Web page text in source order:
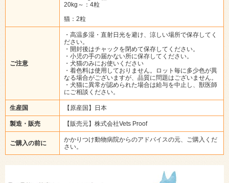
20kg～：4粒
猫：2粒
ご注意
・高温多湿・直射日光を避け、涼しい場所で保存してく
ださい。
・開封後はチャックを閉めて保存してください。
・小児の手の届かない所に保存してください。
・犬猫のみにお使いください
・着色料は使用しておりません。ロット毎に多少色が異
なる場合がございますが、品質に問題はございません。
・犬猫に異常が認められた場合は給与を中止し、獣医師
にご相談ください。
生産国 【原産国】日本
製造・販売 【販売元】株式会社Vets Proof
ご購入の前に
かかりつけ動物病院からのアドバイスの元、ご購入くだ
さい。